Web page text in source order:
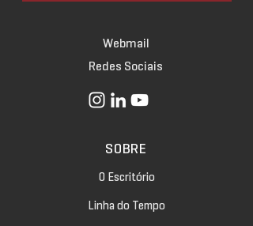
Webmail
Redes Sociais
SOBRE
O Escritório
Linha do Tempo